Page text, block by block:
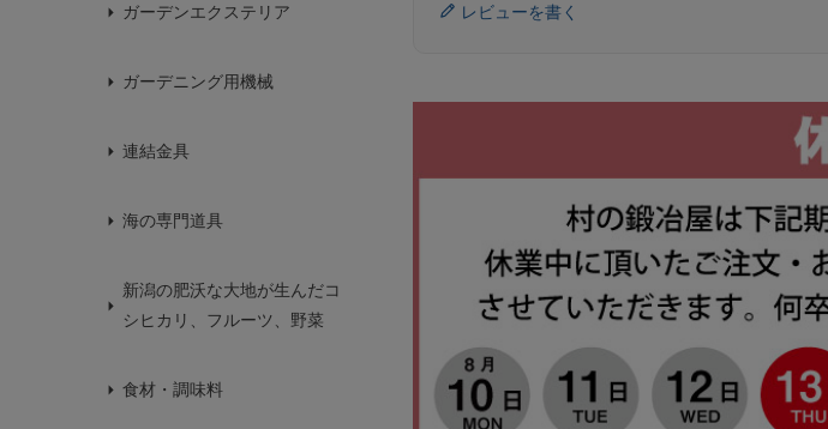
ガーデンエクステリア
ガーデニング用機械
連結金具
海の専門道具
新潟の肥沃な大地が生んだコ
シヒカリ、フルーツ、野菜
食材・調味料
レビューを書く